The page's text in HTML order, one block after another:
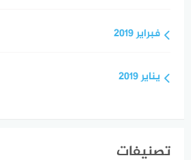
فبراير 2019
يناير 2019
تصنيفات